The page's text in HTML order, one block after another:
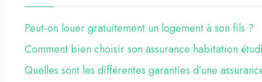
Peut-on louer gratuitement un logement à son fils ?
Comment bien choisir son assurance habitation
Quelles sont les différentes garanties d’une